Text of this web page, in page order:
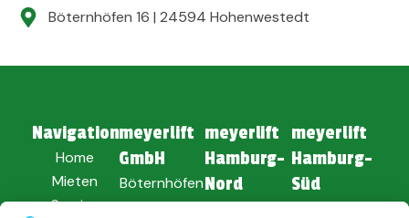
Böternhöfen 16 | 24594 Hohenwestedt
Navigation
Home
Mieten
Service
meyerlift
GmbH
Böternhöfen
16
meyerlift
Hamburg-
Nord
meyerlift
Hamburg-
Süd